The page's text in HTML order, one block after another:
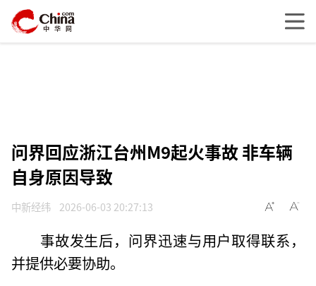
问界回应浙江台州M9起火事故 非车辆
自身原因导致
中新经纬 2026-06-03 20:27:13
事故发生后，问界迅速与用户取得联系，
并提供必要协助。